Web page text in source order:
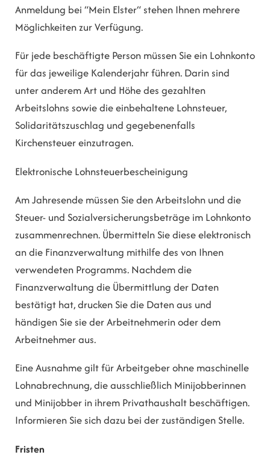
Anmeldung bei “Mein Elster“ stehen Ihnen mehrere
Möglichkeiten zur Verfügung.
Für jede beschäftigte Person müssen Sie ein Lohnkonto
für das jeweilige Kalenderjahr führen. Darin sind
unter anderem Art und Höhe des gezahlten
Arbeitslohns sowie die einbehaltene Lohnsteuer,
Solidaritätszuschlag und gegebenenfalls
Kirchensteuer einzutragen.
Elektronische Lohnsteuerbescheinigung
Am Jahresende müssen Sie den Arbeitslohn und die
Steuer- und Sozialversicherungsbeträge im Lohnkonto
zusammenrechnen. Übermitteln Sie diese elektronisch
an die Finanzverwaltung mithilfe des von Ihnen
verwendeten Programms. Nachdem die
Finanzverwaltung die Übermittlung der Daten
bestätigt hat, drucken Sie die Daten aus und
händigen Sie sie der Arbeitnehmerin oder dem
Arbeitnehmer aus.
Eine Ausnahme gilt für Arbeitgeber ohne maschinelle
Lohnabrechnung, die ausschließlich Minijobberinnen
und Minijobber in ihrem Privathaushalt beschäftigen.
Informieren Sie sich dazu bei der zuständigen Stelle.
Fristen